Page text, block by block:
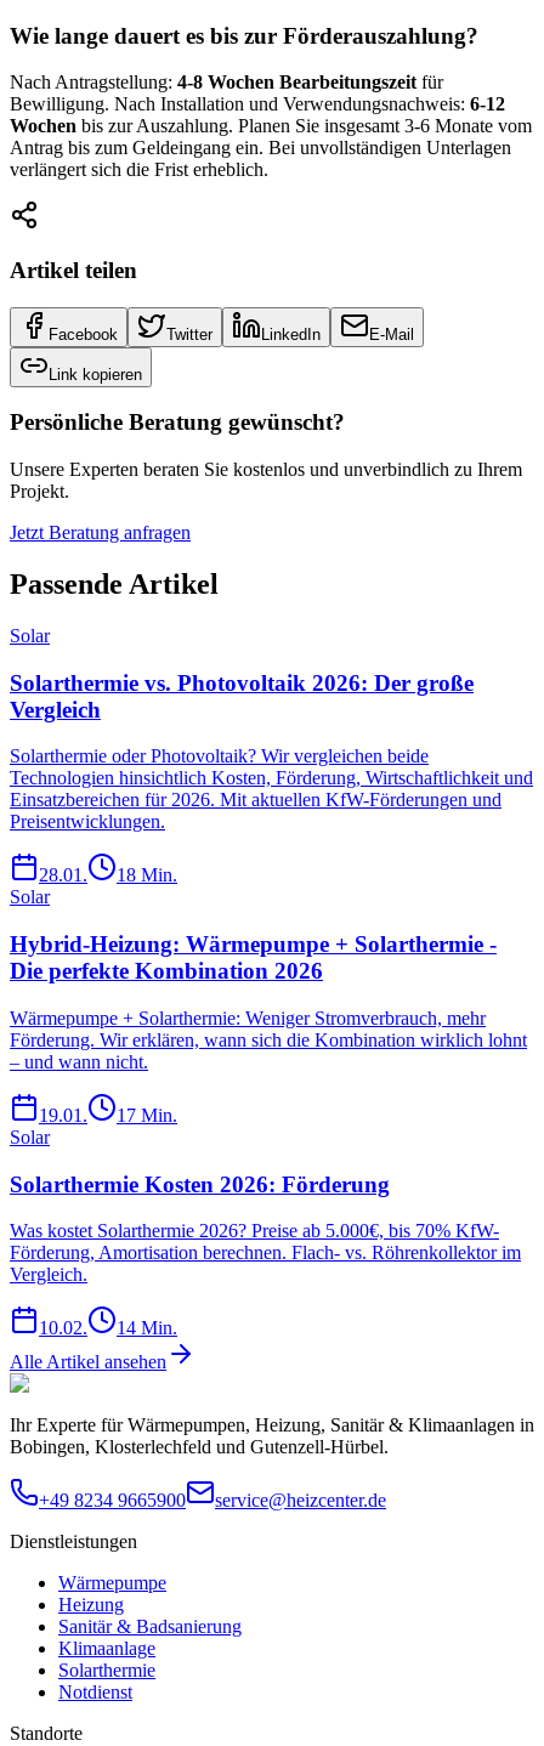
Wie lange dauert es bis zur Förderauszahlung?
Nach Antragstellung: 4-8 Wochen Bearbeitungszeit für
Bewilligung. Nach Installation und Verwendungsnachweis: 6-12
Wochen bis zur Auszahlung. Planen Sie insgesamt 3-6 Monate vom
Antrag bis zum Geldeingang ein. Bei unvollständigen Unterlagen
verlängert sich die Frist erheblich.
Artikel teilen
Facebook Twitter LinkedIn E-Mail
Link kopieren
Persönliche Beratung gewünscht?
Unsere Experten beraten Sie kostenlos und unverbindlich zu Ihrem
Projekt.
Jetzt Beratung anfragen
Passende Artikel
Solar
Solarthermie vs. Photovoltaik 2026: Der große
Vergleich
Solarthermie oder Photovoltaik? Wir vergleichen beide
Technologien hinsichtlich Kosten, Förderung, Wirtschaftlichkeit und
Einsatzbereichen für 2026. Mit aktuellen KfW-Förderungen und
Preisentwicklungen.
28.01. 18 Min.
Solar
Hybrid-Heizung: Wärmepumpe + Solarthermie -
Die perfekte Kombination 2026
Wärmepumpe + Solarthermie: Weniger Stromverbrauch, mehr
Förderung. Wir erklären, wann sich die Kombination wirklich lohnt
– und wann nicht.
19.01. 17 Min.
Solar
Solarthermie Kosten 2026: Förderung
Was kostet Solarthermie 2026? Preise ab 5.000€, bis 70% KfW-
Förderung, Amortisation berechnen. Flach- vs. Röhrenkollektor im
Vergleich.
10.02. 14 Min.
Alle Artikel ansehen
Ihr Experte für Wärmepumpen, Heizung, Sanitär & Klimaanlagen in
Bobingen, Klosterlechfeld und Gutenzell-Hürbel.
+49 8234 9665900
service@heizcenter.de
Dienstleistungen
Wärmepumpe
Heizung
Sanitär & Badsanierung
Klimaanlage
Solarthermie
Notdienst
Standorte